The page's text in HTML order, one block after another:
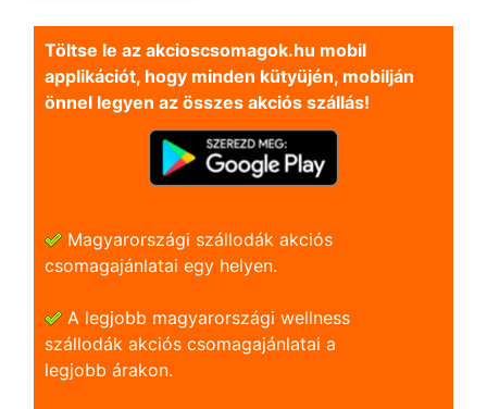
Töltse le az akcioscsomagok.hu mobil
applikációt, hogy minden kütyüjén, mobilján
önnel legyen az összes akciós szállás!
Magyarországi szállodák akciós
csomagajánlatai egy helyen.
A legjobb magyarországi wellness
szállodák akciós csomagajánlatai a
legjobb árakon.